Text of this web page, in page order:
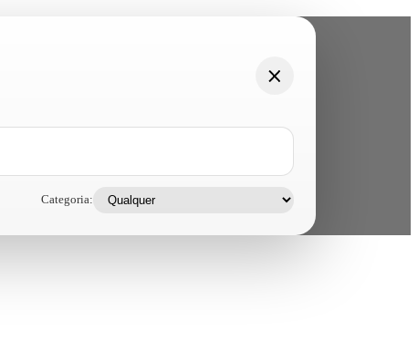
Categoria: